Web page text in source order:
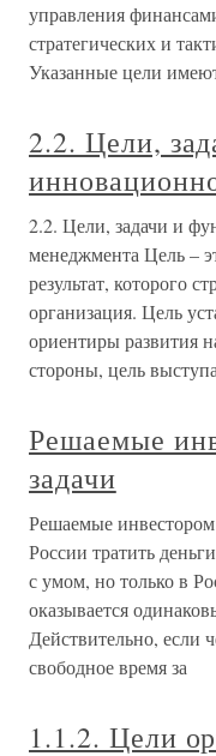
управления
стратегических и
Указанные цели
2.2. Цели,
2.2. Цели, задачи и
менеджмента Цель –
результат, которого
организация. Цель
ориентиры развития
стороны, цель
Решаемые
задачи
Решаемые
России тратить
с умом, но только в
оказывается
Действительно, если
свободное время за
1.1.2. Цели